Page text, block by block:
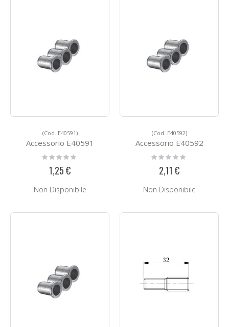
(Cod. E40591)
Accessorio E40591
Rating:
0%
1,25 €
Non Disponibile
(Cod. E40592)
Accessorio E40592
Rating:
0%
2,11 €
Non Disponibile